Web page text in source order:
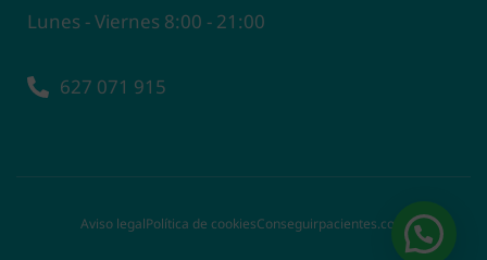
Lunes - Viernes 8:00 - 21:00
627 071 915
Aviso legalPolítica de cookiesConseguirpacientes.com